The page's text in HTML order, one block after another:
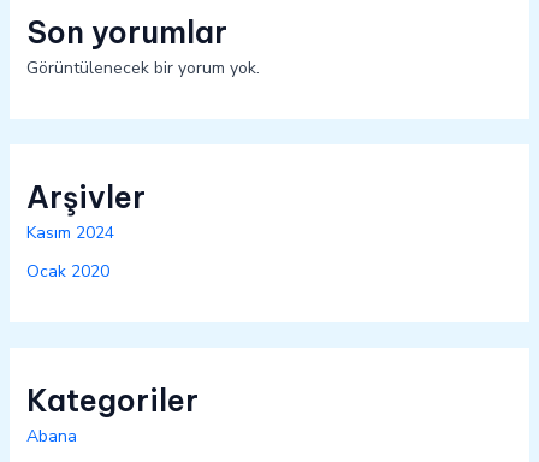
Son yorumlar
Görüntülenecek bir yorum yok.
Arşivler
Kasım 2024
Ocak 2020
Kategoriler
Abana